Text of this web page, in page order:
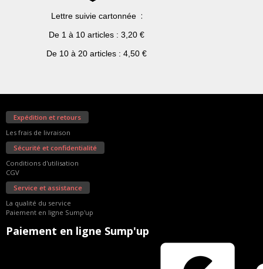
Lettre suivie cartonnée :
De 1à 10 articles : 3,20 €
De 10à 20 articles : 4,50 €
Expédition et retours
Les frais de livraison
Sécurité et confidentialité
Conditions d'utilisation
CGV
Service et assistance
La qualité du service
Paiement en ligne Sump'up
Paiement en ligne Sump'up